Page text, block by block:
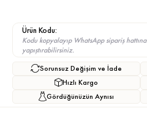
Ürün Kodu:
Kodu kopyalayıp WhatsApp sipariş hattına
yapıştırabilirsiniz.
Sorunsuz Değişim ve İade
Hızlı Kargo
Gördüğünüzün Aynısı